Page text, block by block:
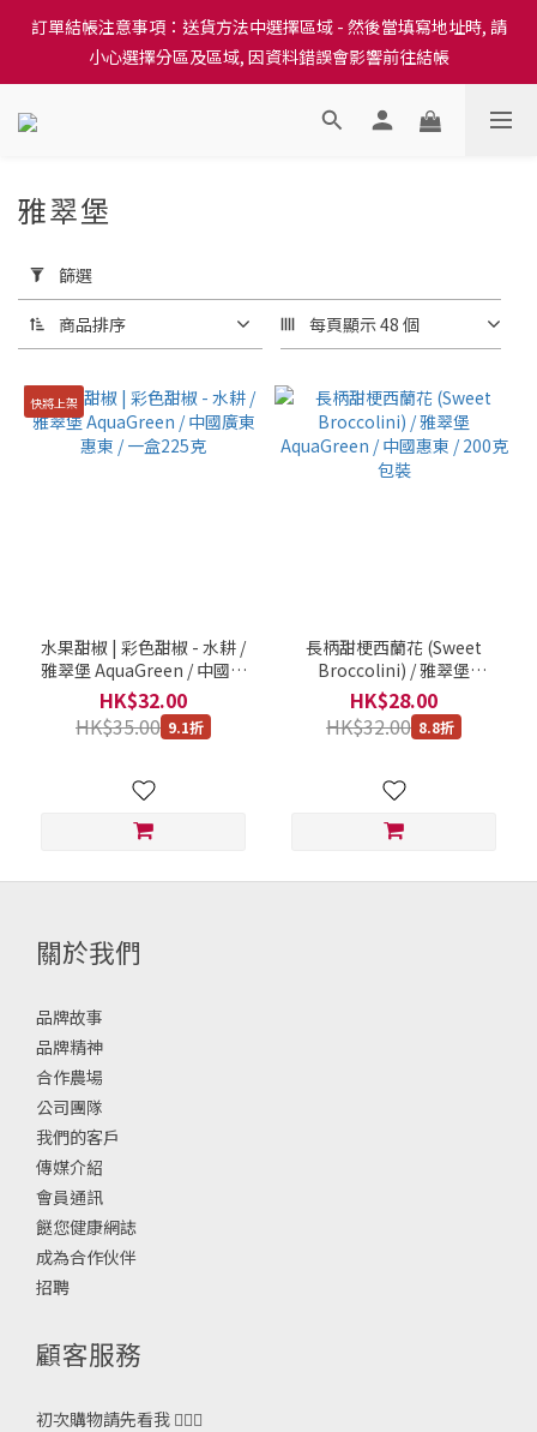
訂單結帳注意事項：送貨方法中選擇區域 - 然後當填寫地址時, 請
小心選擇分區及區域, 因資料錯誤會影響前往結帳
訂單結帳注意事項：送貨方法中選擇區域 - 然後當填寫地址時, 請
小心選擇分區及區域, 因資料錯誤會影響前往結帳
隆重推出本地培育田香雞、金棠雞、粵皇鷄及平原雞等，想食靚雞
訂單結帳注意事項：送貨方法中選擇區域 - 然後當填寫地址時, 請
小心選擇分區及區域, 因資料錯誤會影響前往結帳
用
篩
選
價格
(HK$)
雅翠堡
篩選
商品排序 每頁顯示 48 個
快將上架
水果甜椒 | 彩色甜椒 - 水耕 /
雅翠堡 AquaGreen / 中國廣
東惠東 / 一盒225克
HK$32.00
HK$35.00 9.1折
長柄甜梗西蘭花 (Sweet
Broccolini) / 雅翠堡
AquaGreen / 中國惠東 / 200
克包裝
HK$28.00
HK$32.00 8.8折
關於我們
品牌故事
品牌精神
合作農場
公司團隊
我們的客戶
傳媒介紹
會員通訊
餸您健康網誌
成為合作伙伴
招聘
顧客服務
初次購物請先看我 🙋🏻‍♀️